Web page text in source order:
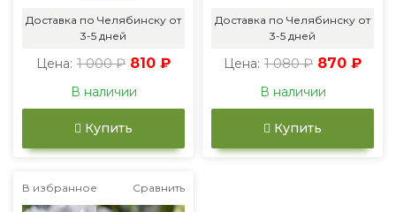
Доставка по Челябинску от
3-5 дней
Цена: 1 000 ₽ 810 ₽
В наличии
Купить
Доставка по Челябинску от
3-5 дней
Цена: 1 080 ₽ 870 ₽
В наличии
Купить
В избранное Сравнить